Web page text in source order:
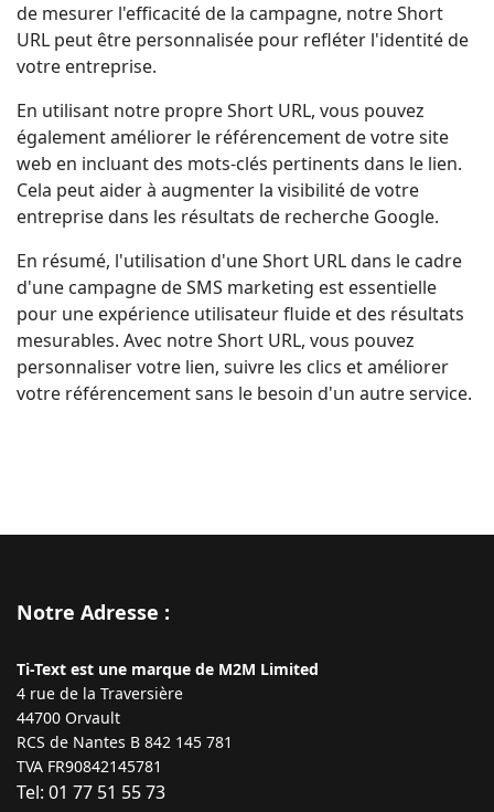
de mesurer l'efficacité de la campagne, notre Short
URL peut être personnalisée pour refléter l'identité de
votre entreprise.
En utilisant notre propre Short URL, vous pouvez
également améliorer le référencement de votre site
web en incluant des mots-clés pertinents dans le lien.
Cela peut aider à augmenter la visibilité de votre
entreprise dans les résultats de recherche Google.
En résumé, l'utilisation d'une Short URL dans le cadre
d'une campagne de SMS marketing est essentielle
pour une expérience utilisateur fluide et des résultats
mesurables. Avec notre Short URL, vous pouvez
personnaliser votre lien, suivre les clics et améliorer
votre référencement sans le besoin d'un autre service.
Notre Adresse :
Ti-Text est une marque de M2M Limited
4 rue de la Traversière
44700 Orvault
RCS de Nantes B 842 145 781
TVA FR90842145781
Tel: 01 77 51 55 73